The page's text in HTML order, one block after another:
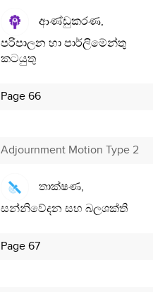
ආණ්ඩුකරණ,
පරිපාලන හා පාර්ලිමේන්තු
කටයුතු
Page 66
Adjournment Motion Type 2
තාක්ෂණ,
සන්නිවේදන සහ බලශක්ති
Page 67